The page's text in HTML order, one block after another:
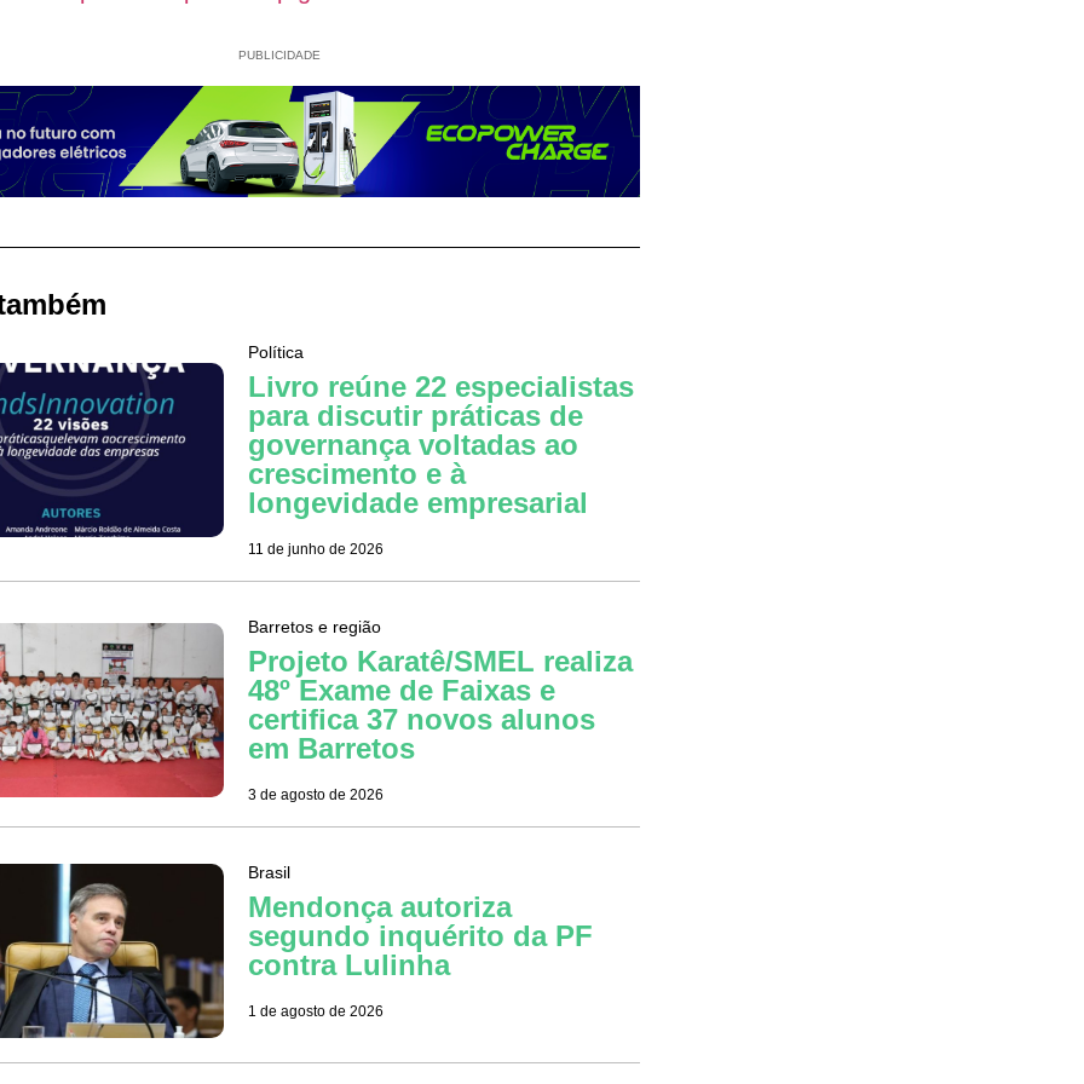
PUBLICIDADE
Política
Livro reúne 22 especialistas
para discutir práticas de
governança voltadas ao
crescimento e à
longevidade empresarial
11 de junho de 2026
Barretos e região
Projeto Karatê/SMEL realiza
48º Exame de Faixas e
certifica 37 novos alunos
em Barretos
3 de agosto de 2026
Brasil
Mendonça autoriza
segundo inquérito da PF
contra Lulinha
1 de agosto de 2026